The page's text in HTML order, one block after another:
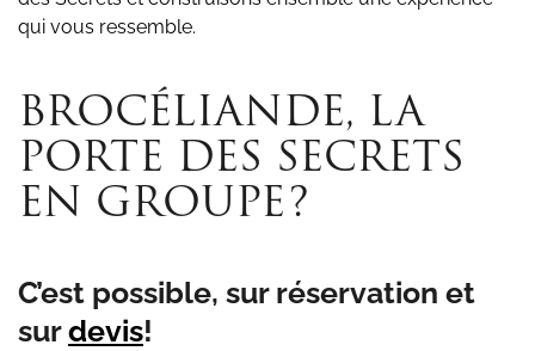
qui vous ressemble.
BROCÉLIANDE, LA
PORTE DES SECRETS
EN GROUPE?
C’est possible, sur réservation et
surdevis!